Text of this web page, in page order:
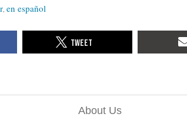
en español
About Us